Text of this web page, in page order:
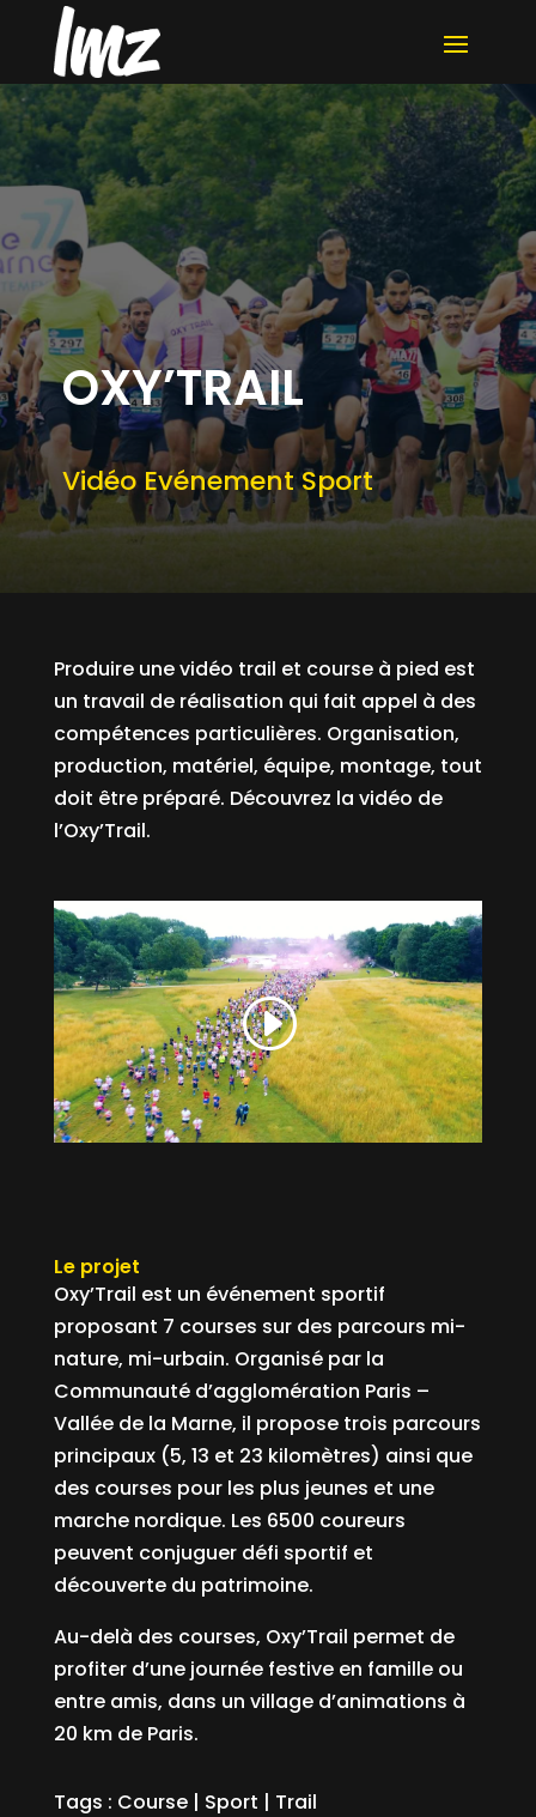
OXY’TRAIL
Vidéo Evénement Sport
Produire une vidéo trail et course à pied est
un travail de réalisation qui fait appel à des
compétences particulières. Organisation,
production, matériel, équipe, montage, tout
doit être préparé. Découvrez la vidéo de
l’Oxy’Trail.
Le projet
Oxy’Trail est un événement sportif
proposant 7 courses sur des parcours mi-
nature, mi-urbain. Organisé par la
Communauté d’agglomération Paris –
Vallée de la Marne, il propose trois parcours
principaux (5, 13 et 23 kilomètres) ainsi que
des courses pour les plus jeunes et une
marche nordique. Les 6500 coureurs
peuvent conjuguer défi sportif et
découverte du patrimoine.
Au-delà des courses, Oxy’Trail permet de
profiter d’une journée festive en famille ou
entre amis, dans un village d’animations à
20 km de Paris.
Tags : Course| Sport | Trail